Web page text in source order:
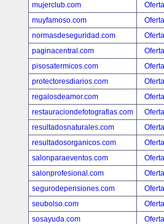
mujerclub.com
muyfamoso.com
normasdeseguridad.com
paginacentral.com
pisosatermicos.com
protectoresdiarios.com
regalosdeamor.com
restauraciondefotografias.com
resultadosnaturales.com
resultadosorganicos.com
salonparaeventos.com
salonprofesional.com
segurodepensiones.com
seubolso.com
sosayuda.com